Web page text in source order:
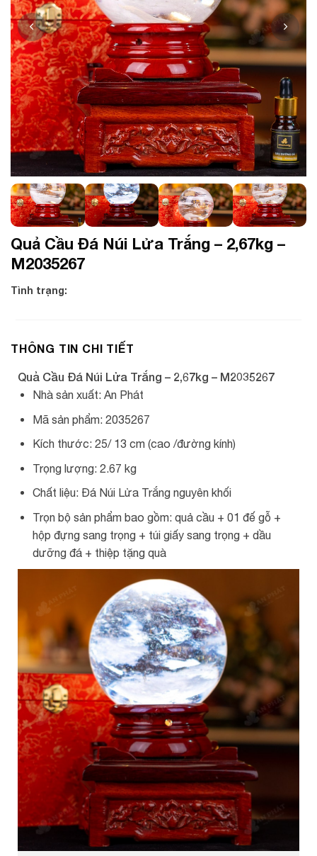
Quả Cầu Đá Núi Lửa Trắng – 2,67kg –
M2035267
Tình trạng:
THÔNG TIN CHI TIẾT
Quả Cầu Đá Núi Lửa Trắng – 2,67kg – M2035267
Nhà sản xuất: An Phát
Mã sản phẩm: 2035267
Kích thước: 25/ 13 cm (cao /đường kính)
Trọng lượng: 2.67 kg
Chất liệu: Đá Núi Lửa Trắng nguyên khối
Trọn bộ sản phẩm bao gồm: quả cầu + 01 đế gỗ +
hộp đựng sang trọng + túi giấy sang trọng + dầu
dưỡng đá + thiệp tặng quà